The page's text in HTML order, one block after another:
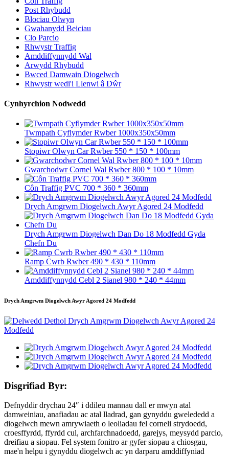
Post Rhybudd
Blociau Olwyn
Gwahanydd Beiciau
Clo Parcio
Rhwystr Traffig
Amddiffynnydd Wal
Arwydd Rhybudd
Bwced Damwain Diogelwch
Rhwystr wedi'i Llenwi â Dŵr
Cynhyrchion Nodwedd
Twmpath Cyflymder Rwber 1000x350x50mm
Stopiwr Olwyn Car Rwber 550 * 150 * 100mm
Gwarchodwr Cornel Wal Rwber 800 * 100 * 10mm
Côn Traffig PVC 700 * 360 * 360mm
Drych Amgrwm Diogelwch Awyr Agored 24 Modfedd
Drych Amgrwm Diogelwch Dan Do 18 Modfedd Gyda
Chefn Du
Ramp Cwrb Rwber 490 * 430 * 110mm
Amddiffynnydd Cebl 2 Sianel 980 * 240 * 44mm
Drych Amgrwm Diogelwch Awyr Agored 24 Modfedd
Disgrifiad Byr:
Defnyddir drychau 24″ i ddileu mannau dall er mwyn atal
damweiniau, anafiadau ac atal lladrad, gan gynyddu gwelededd a
diogelwch mewn amrywiaeth o leoliadau fel corneli strydoedd,
croesffyrdd, ffyrdd cul, archfarchnadoedd, garejys, meysydd parcio,
dreifiau a siopau. Fel system fonitro ar gyfer siopau a chiosgau,
mae'n helpu i gynyddu diogelwch ac yn darparu amddiffyniad